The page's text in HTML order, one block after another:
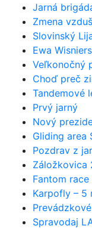
Jarná
Zmena
Slovinský
Ewa
Veľkonočný
Choď preč
Tandemové
Prvý jarný
Nový
Gliding area
Pozdrav z
Záložkovica
Fantom
Karpofly – 5
Spravodaj